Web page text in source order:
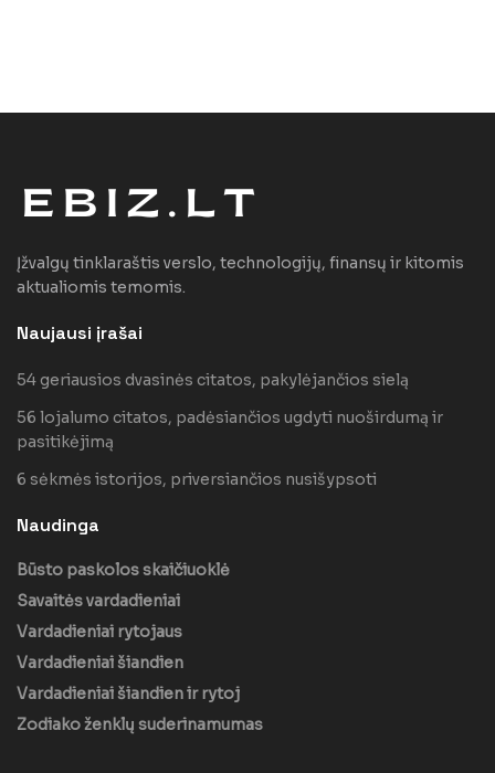
Įžvalgų tinklaraštis verslo, technologijų, finansų ir kitomis
aktualiomis temomis.
Naujausi įrašai
54 geriausios dvasinės citatos, pakylėjančios sielą
56 lojalumo citatos, padėsiančios ugdyti nuoširdumą ir
pasitikėjimą
6 sėkmės istorijos, priversiančios nusišypsoti
Naudinga
Būsto paskolos skaičiuoklė
Savaitės vardadieniai
Vardadieniai rytojaus
Vardadieniai šiandien
Vardadieniai šiandien ir rytoj
Zodiako ženklų suderinamumas